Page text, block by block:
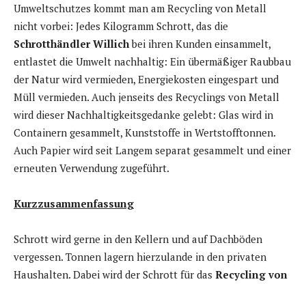
Umweltschutzes kommt man am Recycling von Metall
nicht vorbei: Jedes Kilogramm Schrott, das die
Schrotthändler Willichbei ihren Kunden einsammelt,
entlastet die Umwelt nachhaltig: Ein übermäßiger Raubbau
der Natur wird vermieden, Energiekosten eingespart und
Müll vermieden. Auch jenseits des Recyclings von Metall
wird dieser Nachhaltigkeitsgedanke gelebt: Glas wird in
Containern gesammelt, Kunststoffe in Wertstofftonnen.
Auch Papier wird seit Langem separat gesammelt und einer
erneuten Verwendung zugeführt.
Kurzzusammenfassung
Schrott wird gerne in den Kellern und auf Dachböden
vergessen. Tonnen lagern hierzulande in den privaten
Haushalten. Dabei wird der Schrott für das Recycling von